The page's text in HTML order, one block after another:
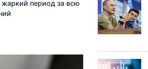
период за всю